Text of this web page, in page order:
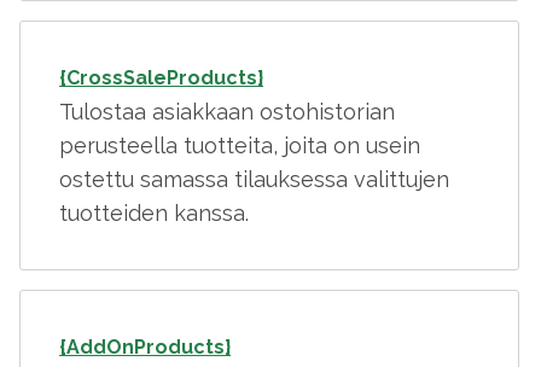
{CrossSaleProducts}
Tulostaa asiakkaan ostohistorian
perusteella tuotteita, joita on usein
ostettu samassa tilauksessa valittujen
tuotteiden kanssa.
{AddOnProducts}